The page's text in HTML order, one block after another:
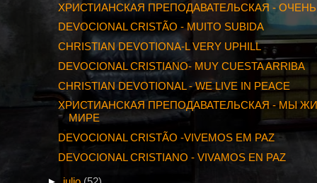
ХРИСТИАНСКАЯ ПРЕПОДАВАТЕЛЬСКАЯ -
DEVOCIONAL CRISTÃO - MUITO SUBIDA
CHRISTIAN DEVOTIONA-L VERY UPHILL
DEVOCIONAL CRISTIANO- MUY CUESTA ARRIBA
CHRISTIAN DEVOTIONAL - WE LIVE IN PEACE
ХРИСТИАНСКАЯ ПРЕПОДАВАТЕЛЬСКАЯ - МЫ
МИРЕ
DEVOCIONAL CRISTÃO -VIVEMOS EM PAZ
DEVOCIONAL CRISTIANO - VIVAMOS EN PAZ